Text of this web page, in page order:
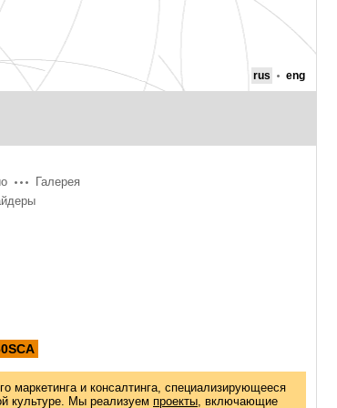
rus eng
Галерея
маркетинга и консалтинга, специализирующееся
культуре. Мы реализуем проекты , включающие